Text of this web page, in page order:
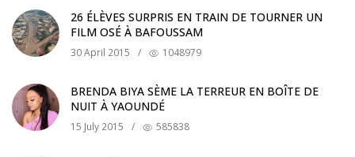
26 ÉLÈVES SURPRIS EN TRAIN DE TOURNER UN
FILM OSÉ À BAFOUSSAM
30 April 2015 / 1048979
BRENDA BIYA SÈME LA TERREUR EN BOÎTE DE
NUIT À YAOUNDÉ
15 July 2015 / 585838